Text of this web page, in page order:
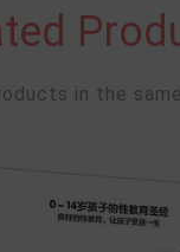
in the